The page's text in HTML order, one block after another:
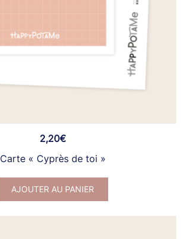
2,20€
Carte « Cyprès de toi »
AJOUTER AU PANIER